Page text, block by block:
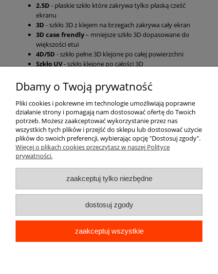
2.5D - płaskie szkło które zakrywa tylko płaską cześć
ekranu
3D - szkło 3D z klejem na brzegach zakrywa cały ekran
3D case frendly– mniejsze szkło 3D dopasowane do
większości etui
4D/5D - szkło pełne 3D klejone po całej powierzchni
Szkło UV- szkło klejone po całości 3D
Pomoc
Moje konto
Płatności i dostawa
O nas
Dbamy o Twoją prywatność
Pliki cookies i pokrewne im technologie umożliwiają poprawne
działanie strony i pomagają nam dostosować ofertę do Twoich
potrzeb. Możesz zaakceptować wykorzystanie przez nas
wszystkich tych plików i przejść do sklepu lub dostosować użycie
plików do swoich preferencji, wybierając opcję "Dostosuj zgody".
Więcej o plikach cookies przeczytasz w naszej Polityce
prywatności.
zaakceptuj tylko niezbędne
dostosuj zgody
zaakceptuj wszystkie